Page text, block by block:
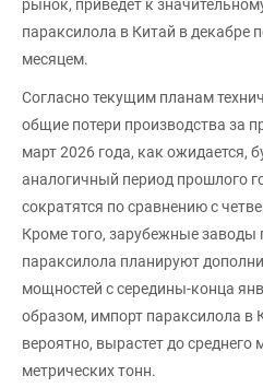
рынок, приведет к
параксилола в Китай в
месяцем.
Согласно текущим планам
общие потери производства за
март 2026 года, как ожидается,
аналогичный период прошлого
сократятся по сравнению с
Кроме того, зарубежные заводы
параксилола планируют
мощностей с середины-конца
образом, импорт параксилола в
вероятно, вырастет до среднего
метрических тонн.